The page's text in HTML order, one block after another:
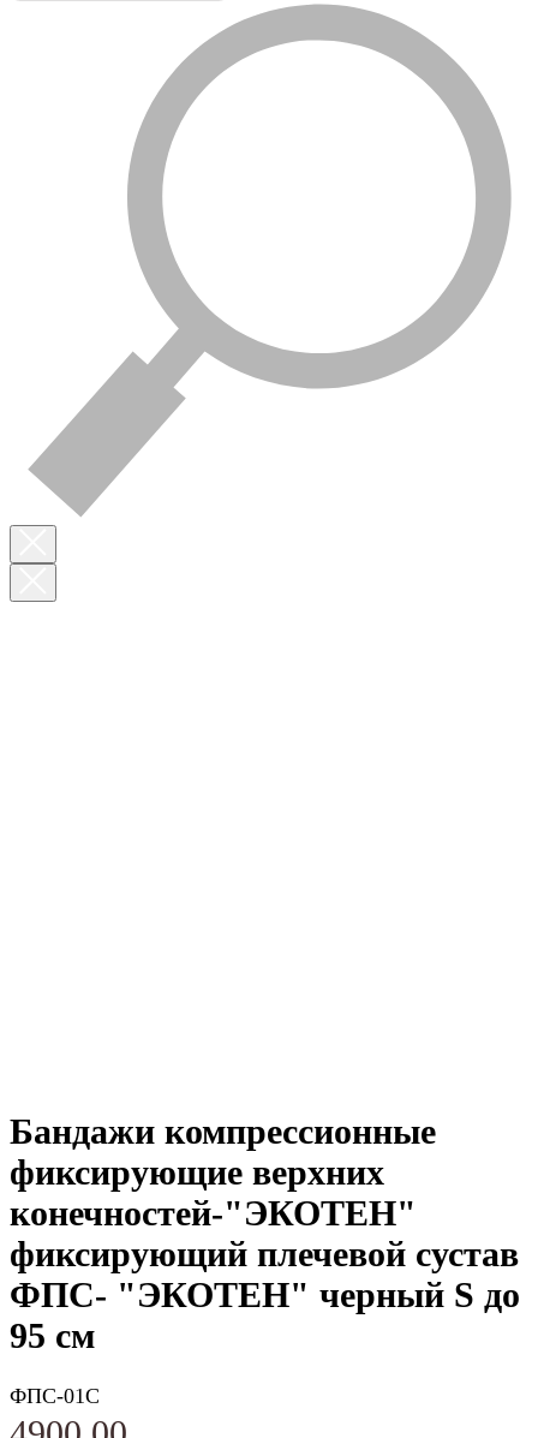
Бандажи компрессионные
фиксирующие верхних
конечностей-"ЭКОТЕН"
фиксирующий плечевой сустав
ФПС- "ЭКОТЕН" черный S до
95 см
ФПС-01С